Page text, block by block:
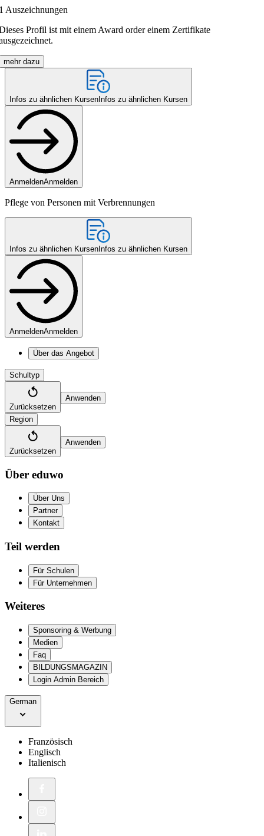
Auszeichnungen
Profil ist mit einem Award order einem Zertifikate
mehr dazu
Infos zu ähnlichen Kursen Infos zu ähnlichen Kursen
AnmeldenAnmelden
Pflege von Personen mit Verbrennungen
Infos zu ähnlichen Kursen Infos zu ähnlichen Kursen
AnmeldenAnmelden
Über das Angebot
Schultyp
Zurücksetzen
Anwenden
Region
Zurücksetzen
Anwenden
Über eduwo
Über Uns
Partner
Kontakt
Teil werden
Für Schulen
Für Unternehmen
Weiteres
Sponsoring & Werbung
Medien
Faq
BILDUNGSMAGAZIN
Login Admin Bereich
German
Französisch
Englisch
Italienisch